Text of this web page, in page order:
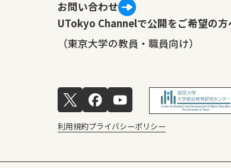
お問い合わせ
UTokyo Channelで公開をご希望の方
（東京大学の教員・職員向け）
利用規約プライバシーポリシー